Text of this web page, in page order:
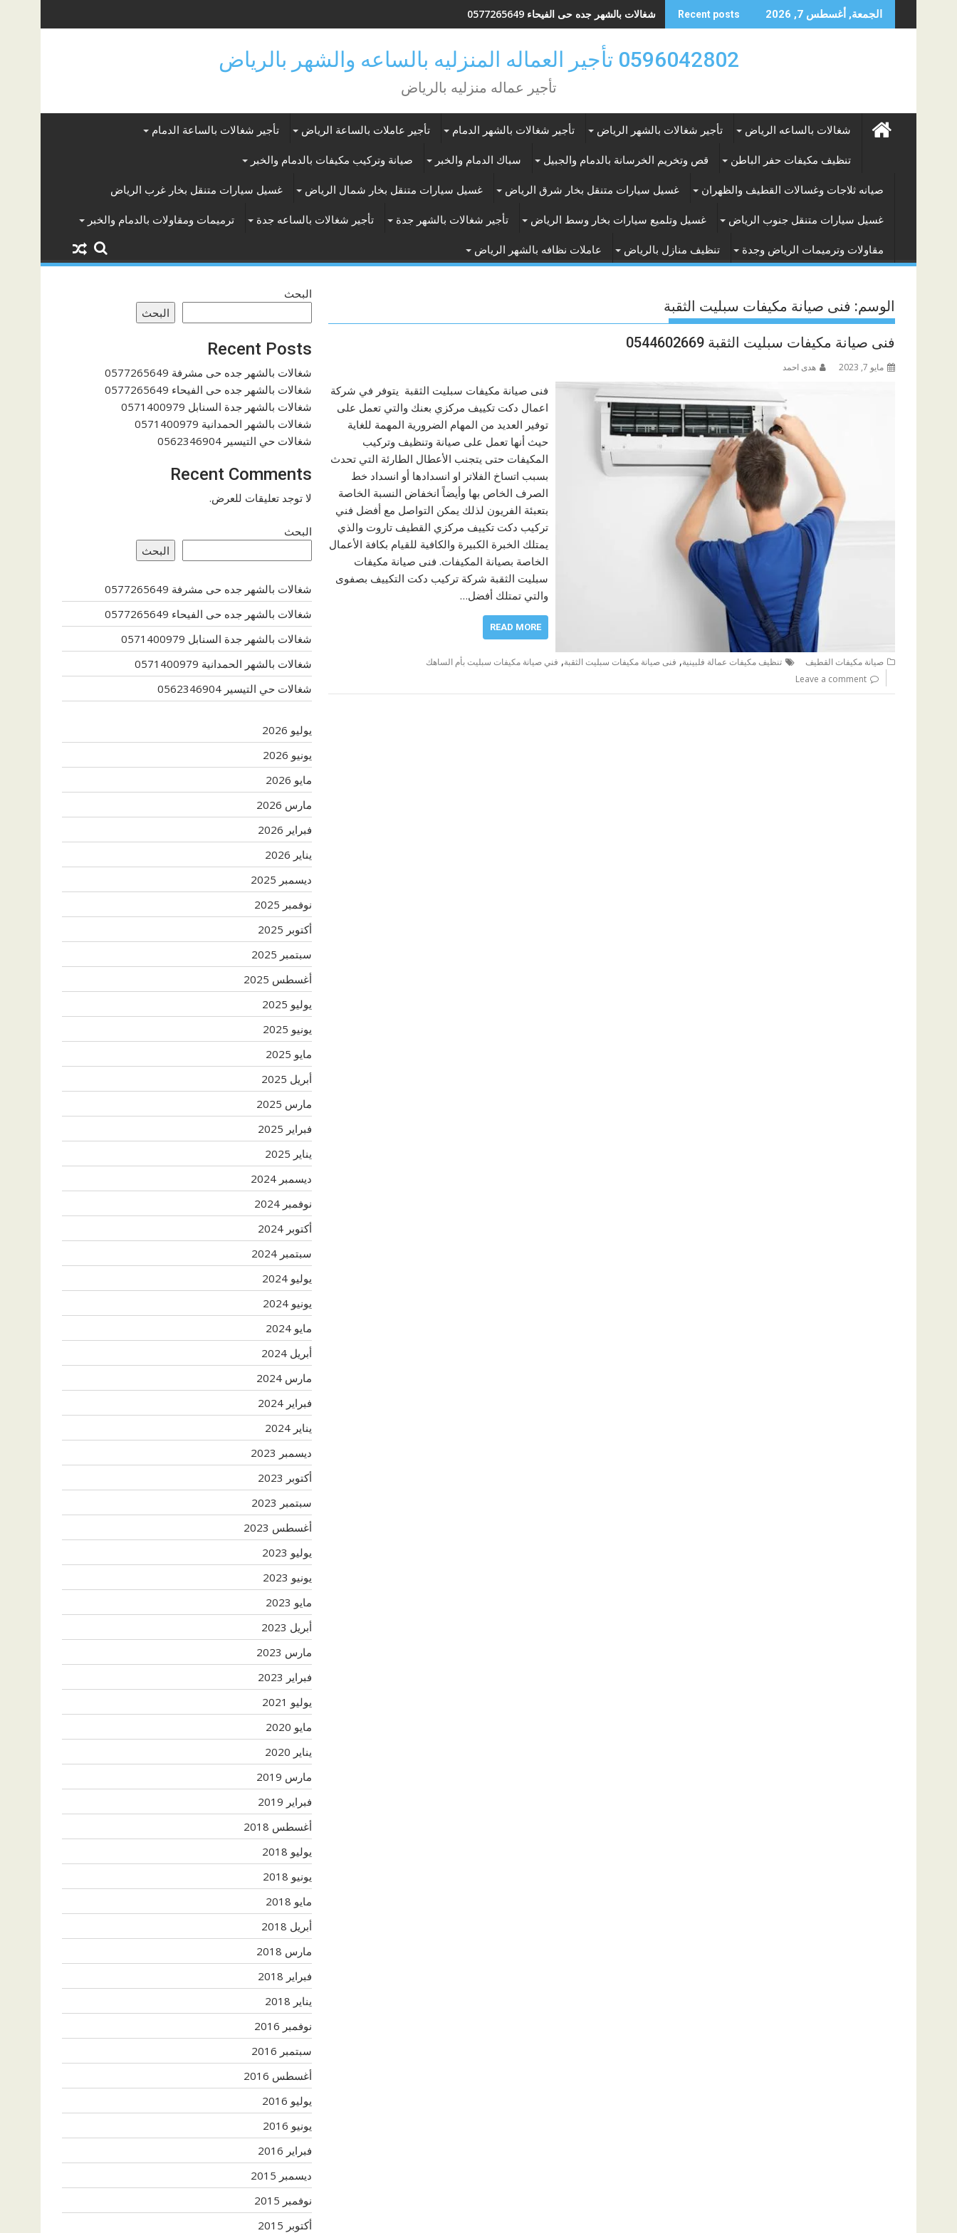
to
الجمعة, أغسطس 7, 2026 Recent posts شغالات بالشهر جده حى الفيحاء 0577265649
0596042802 تأجير العماله المنزليه بالساعه والشهر بالرياض
تأجير عماله منزليه بالرياض
شغالات بالساعه الرياض تأجير شغالات بالشهر الرياض تأجير شغالات بالشهر الدمام تأجير عاملات بالساعة الرياض تأجير شغالات بالساعة الدمام
تنظيف مكيفات حفر الباطن قص وتخريم الخرسانة بالدمام والجبيل سباك الدمام والخبر صيانة وتركيب مكيفات بالدمام والخبر
صيانه ثلاجات وغسالات القطيف والظهران غسيل سيارات متنقل بخار شرق الرياض غسيل سيارات متنقل بخار شمال الرياض غسيل سيارات متنقل بخار غرب الرياض
غسيل سيارات متنقل جنوب الرياض غسيل وتلميع سيارات بخار وسط الرياض تأجير شغالات بالشهر جدة تأجير شغالات بالساعه جدة ترميمات ومقاولات بالدمام والخبر
مقاولات وترميمات الرياض وجدة تنظيف منازل بالرياض عاملات نظافه بالشهر الرياض
الوسم: فنى صيانة مكيفات سبليت الثقبة
فنى صيانة مكيفات سبليت الثقبة 0544602669
مايو 7, 2023 هدى احمد
فنى صيانة مكيفات سبليت الثقبة يتوفر في شركة
اعمال دكت تكييف مركزي بعنك والتي تعمل على
توفير العديد من المهام الضرورية المهمة للغاية
حيث أنها تعمل على صيانة وتنظيف وتركيب
المكيفات حتى يتجنب الأعطال الطارئة التي تحدث
بسبب اتساخ الفلاتر او انسدادها أو انسداد خط
الصرف الخاص بها وأيضاً انخفاض النسبة الخاصة
بتعبئة الفريون لذلك يمكن التواصل مع أفضل فني
تركيب دكت تكييف مركزي القطيف تاروت والذي
يمتلك الخبرة الكبيرة والكافية للقيام بكافة الأعمال
الخاصة بصيانة المكيفات. فنى صيانة مكيفات
سبليت الثقبة شركة تركيب دكت التكييف بصفوى
والتي تمتلك أفضل…
READ MORE
صيانة مكيفات القطيف تنظيف مكيفات عمالة فلبينية, فنى صيانة مكيفات سبليت الثقبة, فني صيانة مكيفات سبليت بأم الساهك
Leave a comment
البحث
البحث
Recent Posts
شغالات بالشهر جده حى مشرفة 0577265649
شغالات بالشهر جده حى الفيحاء 0577265649
شغالات بالشهر جدة السنابل 0571400979
شغالات بالشهر الحمدانية 0571400979
شغالات حي التيسير 0562346904
Recent Comments
لا توجد تعليقات للعرض.
البحث
البحث
شغالات بالشهر جده حى مشرفة 0577265649
شغالات بالشهر جده حى الفيحاء 0577265649
شغالات بالشهر جدة السنابل 0571400979
شغالات بالشهر الحمدانية 0571400979
شغالات حي التيسير 0562346904
يوليو 2026
يونيو 2026
مايو 2026
مارس 2026
فبراير 2026
يناير 2026
ديسمبر 2025
نوفمبر 2025
أكتوبر 2025
سبتمبر 2025
أغسطس 2025
يوليو 2025
يونيو 2025
مايو 2025
أبريل 2025
مارس 2025
فبراير 2025
يناير 2025
ديسمبر 2024
نوفمبر 2024
أكتوبر 2024
سبتمبر 2024
يوليو 2024
يونيو 2024
مايو 2024
أبريل 2024
مارس 2024
فبراير 2024
يناير 2024
ديسمبر 2023
أكتوبر 2023
سبتمبر 2023
أغسطس 2023
يوليو 2023
يونيو 2023
مايو 2023
أبريل 2023
مارس 2023
فبراير 2023
يوليو 2021
مايو 2020
يناير 2020
مارس 2019
فبراير 2019
أغسطس 2018
يوليو 2018
يونيو 2018
مايو 2018
أبريل 2018
مارس 2018
فبراير 2018
يناير 2018
نوفمبر 2016
سبتمبر 2016
أغسطس 2016
يوليو 2016
يونيو 2016
فبراير 2016
ديسمبر 2015
نوفمبر 2015
أكتوبر 2015